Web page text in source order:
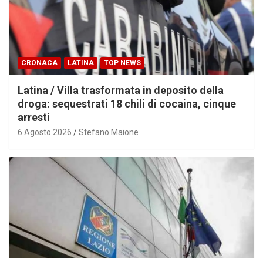
CRONACA LATINA TOP NEWS
Latina / Villa trasformata in deposito della
droga: sequestrati 18 chili di cocaina, cinque
arresti
6 Agosto 2026 Stefano Maione